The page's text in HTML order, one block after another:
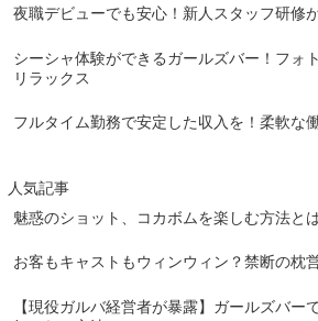
夜職デビューでも安心！新人スタッフ研修
シーシャ体験ができるガールズバー！フォ
リラックス
フルタイム勤務で安定した収入を！柔軟な
人気記事
魅惑のショット、コカボムを楽しむ方法と
お客もキャストもウィンウィン？禁断の枕
【現役ガルバ経営者が暴露】ガールズバー